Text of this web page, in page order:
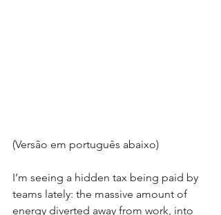
(Versão em português abaixo)
I’m seeing a hidden tax being paid by
teams lately: the massive amount of
energy diverted away from work, into